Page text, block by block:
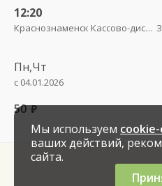
12:20
Краснознаменск Кассово-диспетчерский пункт
Пн,Чт
с 04.01.2026
50 руб.
Мы используем
ваших действий,
сайта.